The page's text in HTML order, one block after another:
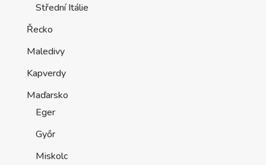
Střední Itálie
Řecko
Maledivy
Kapverdy
Maďarsko
Eger
Győr
Miskolc